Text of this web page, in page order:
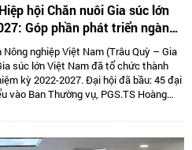
hội Chăn nuôi Gia súc lớn
Góp phần phát triển ngành
bền vững
nghiệp Việt Nam (Trâu Quỳ – Gia
súc lớn Việt Nam đã tổ chức thành
kỳ 2022-2027. Đại hội đã bầu: 45 đại
vào Ban Thường vụ, PGS.TS Hoàng
Chủ tịch là: TS Tống Xuân Chinh,
ông Đặng Thái Nhị, ông Hà Văn An.